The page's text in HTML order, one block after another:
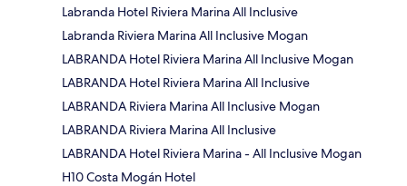
Labranda Hotel Riviera Marina All Inclusive
Labranda Riviera Marina All Inclusive Mogan
LABRANDA Hotel Riviera Marina All Inclusive Mogan
LABRANDA Hotel Riviera Marina All Inclusive
LABRANDA Riviera Marina All Inclusive Mogan
LABRANDA Riviera Marina All Inclusive
LABRANDA Hotel Riviera Marina - All Inclusive Mogan
H10 Costa Mogán Hotel